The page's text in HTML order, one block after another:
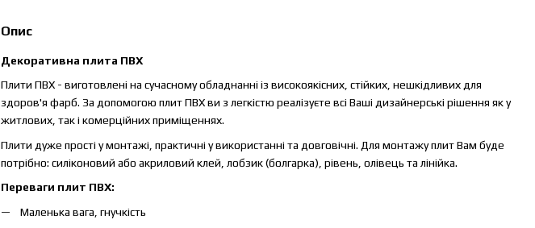
Опис
Декоративна плита ПВХ
Плити ПВХ - виготовлені на сучасному обладнанні із високоякісних, стійких, нешкідливих для
здоров'я фарб. За допомогою плит ПВХ ви з легкістю реалізуєте всі Ваші дизайнерські рішення як у
житлових, так і комерційних приміщеннях.
Плити дуже прості у монтажі, практичні у використанні та довговічні. Для монтажу плит Вам буде
потрібно: силіконовий або акриловий клей, лобзик (болгарка), рівень, олівець та лінійка.
Переваги плит ПВХ:
Маленька вага, гнучкість